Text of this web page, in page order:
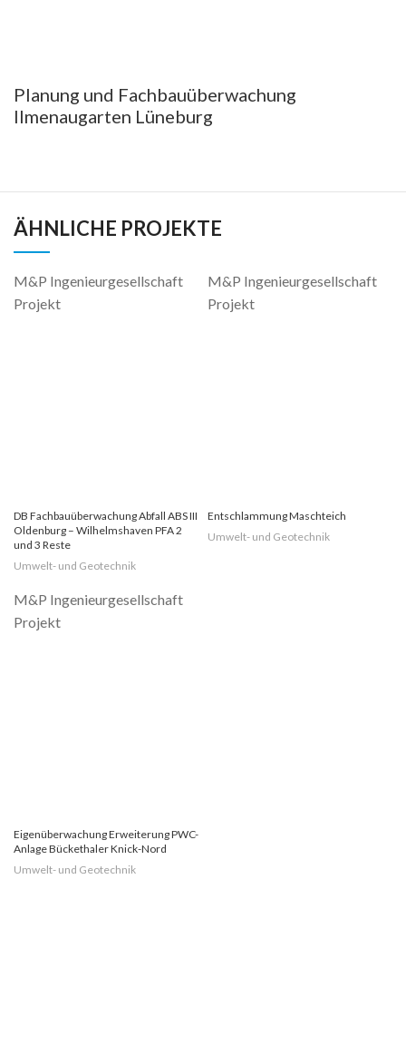
Planung und Fachbauüberwachung
Ilmenaugarten Lüneburg
ÄHNLICHE PROJEKTE
DB Fachbauüberwachung Abfall ABS III
Oldenburg – Wilhelmshaven PFA 2
und 3 Reste
Umwelt- und Geotechnik
Entschlammung Maschteich
Umwelt- und Geotechnik
Eigenüberwachung Erweiterung PWC-
Anlage Bückethaler Knick-Nord
Umwelt- und Geotechnik